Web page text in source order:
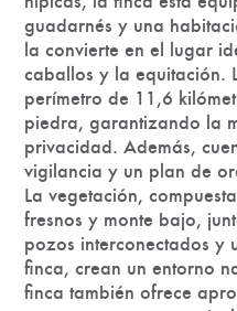
guadarnés y una
la convierte en el lugar
caballos y la equitación.
perímetro de 11,6
piedra, garantizando la
privacidad. Además,
vigilancia y un plan de
La vegetación,
fresnos y monte bajo,
pozos interconectados y
finca, crean un entorno
finca también ofrece